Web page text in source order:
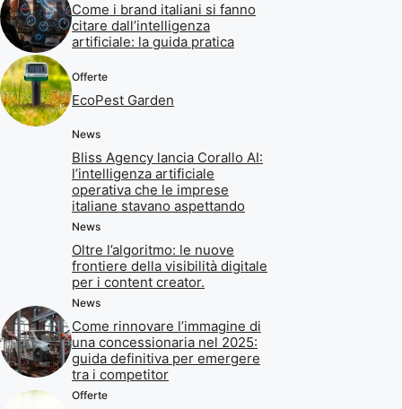
Come i brand italiani si fanno
citare dall’intelligenza
artificiale: la guida pratica
Offerte
EcoPest Garden
News
Bliss Agency lancia Corallo AI:
l’intelligenza artificiale
operativa che le imprese
italiane stavano aspettando
News
Oltre l’algoritmo: le nuove
frontiere della visibilità digitale
per i content creator.
News
Come rinnovare l’immagine di
una concessionaria nel 2025:
guida definitiva per emergere
tra i competitor
Offerte